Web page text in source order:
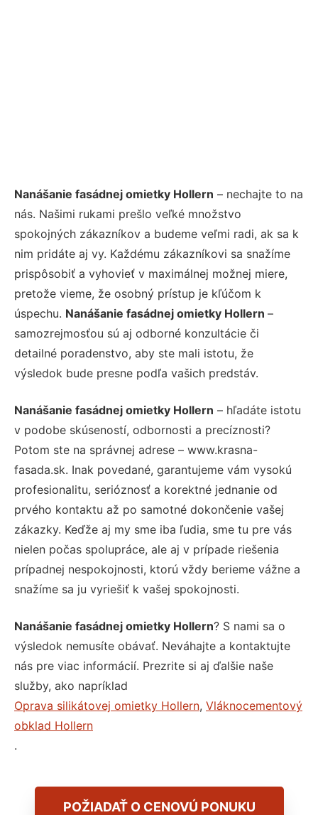
Nanášanie fasádnej omietky Hollern – nechajte to na
nás. Našimi rukami prešlo veľké množstvo
spokojných zákazníkov a budeme veľmi radi, ak sa k
nim pridáte aj vy. Každému zákazníkovi sa snažíme
prispôsobiť a vyhovieť v maximálnej možnej miere,
pretože vieme, že osobný prístup je kľúčom k
úspechu. Nanášanie fasádnej omietky Hollern –
samozrejmosťou sú aj odborné konzultácie či
detailné poradenstvo, aby ste mali istotu, že
výsledok bude presne podľa vašich predstáv.
Nanášanie fasádnej omietky Hollern – hľadáte istotu
v podobe skúseností, odbornosti a precíznosti?
Potom ste na správnej adrese – www.krasna-
fasada.sk. Inak povedané, garantujeme vám vysokú
profesionalitu, serióznosť a korektné jednanie od
prvého kontaktu až po samotné dokončenie vašej
zákazky. Keďže aj my sme iba ľudia, sme tu pre vás
nielen počas spolupráce, ale aj v prípade riešenia
prípadnej nespokojnosti, ktorú vždy berieme vážne a
snažíme sa ju vyriešiť k vašej spokojnosti.
Nanášanie fasádnej omietky Hollern? S nami sa o
výsledok nemusíte obávať. Neváhajte a kontaktujte
nás pre viac informácií. Prezrite si aj ďalšie naše
služby, ako napríklad
Oprava silikátovej omietky Hollern, Vláknocementový
obklad Hollern
.
POŽIADAŤ O CENOVÚ PONUKU